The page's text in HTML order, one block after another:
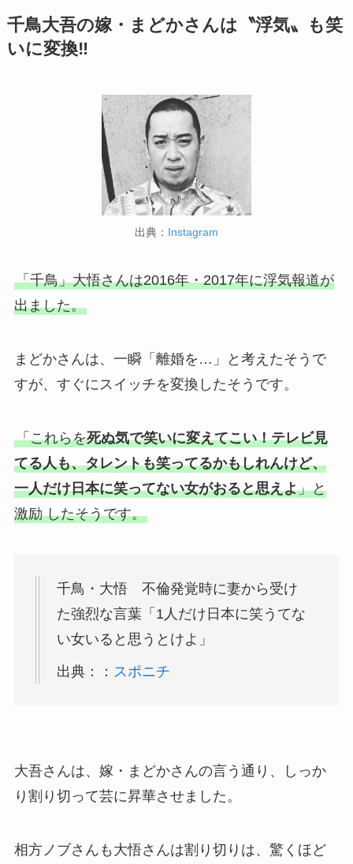
千鳥大吾の嫁・まどかさんは〝浮気〟も笑
いに変換‼
出典： Instagram
「千鳥」大悟さんは2016年・2017年に浮気報道が
出ました。
まどかさんは、一瞬「離婚を…」と考えたそうで
すが、すぐにスイッチを変換したそうです。
「これらを死ぬ気で笑いに変えてこい！テレビ見
てる人も、タレントも笑ってるかもしれんけど、
一人だけ日本に笑ってない女がおると思えよ」と
激励 したそうです。
千鳥・大悟 不倫発覚時に妻から受け
た強烈な言葉「1人だけ日本に笑うてな
い女いると思うとけよ」
出典：： スポニチ
大吾さんは、嫁・まどかさんの言う通り、しっか
り割り切って芸に昇華させました。
相方ノブさんも大悟さんは割り切りは、驚くほど